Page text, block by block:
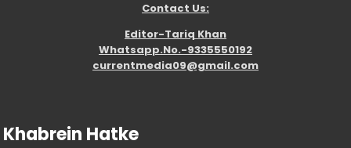
Contact Us:
Editor-Tariq Khan
Whatsapp.No.-9335550192
currentmedia09@gmail.com
Khabrein Hatke